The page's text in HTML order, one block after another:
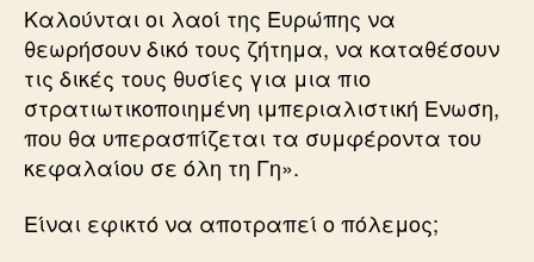
Καλούνται οι λαοί της Ευρώπης να
θεωρήσουν δικό τους ζήτημα, να καταθέσουν
τις δικές τους θυσίες για μια πιο
στρατιωτικοποιημένη ιμπεριαλιστική Ενωση,
που θα υπερασπίζεται τα συμφέροντα του
κεφαλαίου σε όλη τη Γη».
Είναι εφικτό να αποτραπεί ο πόλεμος;